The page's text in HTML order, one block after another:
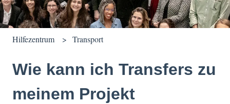
Hilfezentrum Transport
Wie kann ich Transfers zu
meinem Projekt